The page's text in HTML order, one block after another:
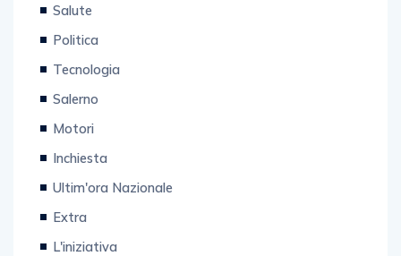
Salute
Politica
Tecnologia
Salerno
Motori
Inchiesta
Ultim'ora Nazionale
Extra
L'iniziativa